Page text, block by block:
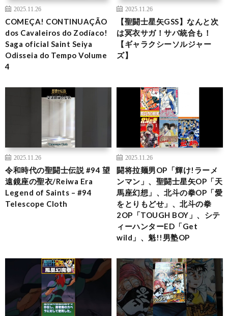
2025.11.26
COMEÇA! CONTINUAÇÃO
dos Cavaleiros do Zodíaco!
Saga oficial Saint Seiya
Odisseia do Tempo Volume
4
2025.11.26
【聖闘士星矢GSS】なんと次
は冥衣サガ！サバ統合も！
【ギャラクシーソルジャー
ズ】
2025.11.26
令和時代の聖闘士伝説 #94 望
遠鏡座の聖衣/Reiwa Era
Legend of Saints – #94
Telescope Cloth
2025.11.26
闘将拉麺男OP「輝け!ラーメ
ンマン」、聖闘士星矢OP「天
馬座幻想」、北斗の拳OP「愛
をとりもどせ」、北斗の拳
2OP「TOUGH BOY」、シテ
ィーハンターED「Get
wild」、魁!!男塾OP